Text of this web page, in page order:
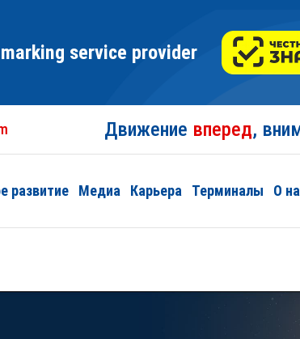
service provider
Движение вперед,
развитие Медиа Карьера Терминалы О